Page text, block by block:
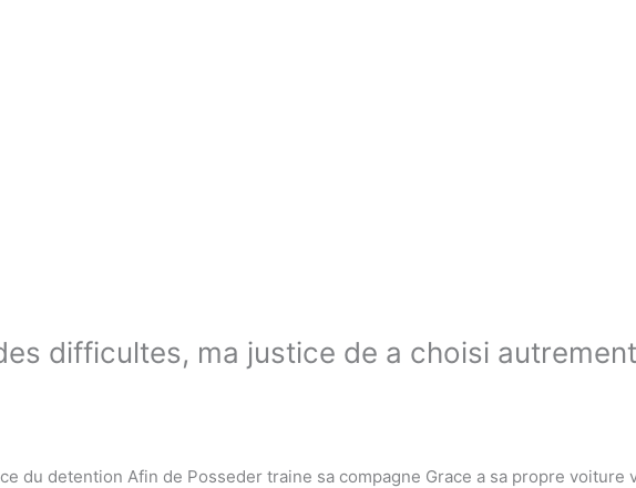
difficultes, ma justice de a choisi autrement
du detention Afin de Posseder traine sa compagne Grace a sa propre voiture